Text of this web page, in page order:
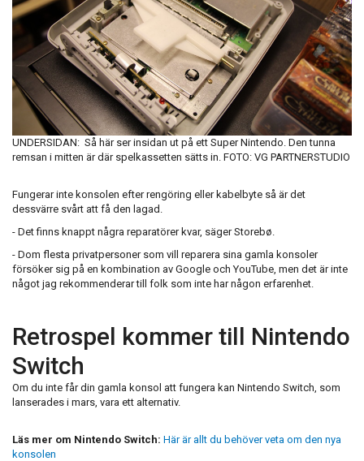
UNDERSIDAN: Så här ser insidan ut på ett Super Nintendo. Den tunna
remsan i mitten är där spelkassetten sätts in. FOTO: VG PARTNERSTUDIO
Fungerar inte konsolen efter rengöring eller kabelbyte så är det
dessvärre svårt att få den lagad.
- Det finns knappt några reparatörer kvar, säger Storebø.
- Dom flesta privatpersoner som vill reparera sina gamla konsoler
försöker sig på en kombination av Google och YouTube, men det är inte
något jag rekommenderar till folk som inte har någon erfarenhet.
Retrospel kommer till Nintendo
Switch
Om du inte får din gamla konsol att fungera kan Nintendo Switch, som
lanserades i mars, vara ett alternativ.
Läs mer om Nintendo Switch: Här är allt du behöver veta om den nya
konsolen